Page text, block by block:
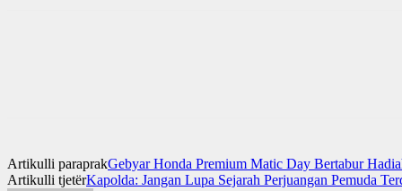
Artikulli paraprakGebyar Honda Premium Matic Day Bertabur
Artikulli tjetërKapolda: Jangan Lupa Sejarah Perjuangan Pemuda